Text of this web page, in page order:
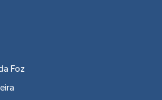
Foz